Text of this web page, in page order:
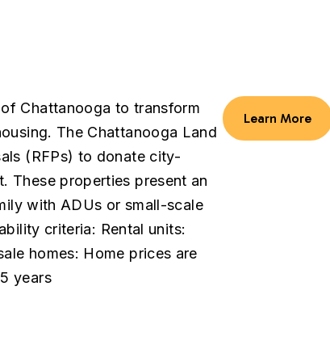
Chattanooga to transform
The Chattanooga Land
(RFPs) to donate city-
These properties present an
with ADUs or small-scale
criteria: Rental units:
homes: Home prices are
years
Learn More